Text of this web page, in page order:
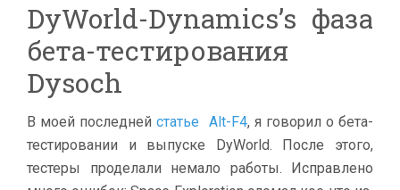
DyWorld-Dynamics’s фаза
бета-тестирования
Dysoch
В моей последнейстатье Alt-F4, я говорил о бета-
тестировании и выпуске DyWorld. После этого,
тестеры проделали немало работы. Исправлено